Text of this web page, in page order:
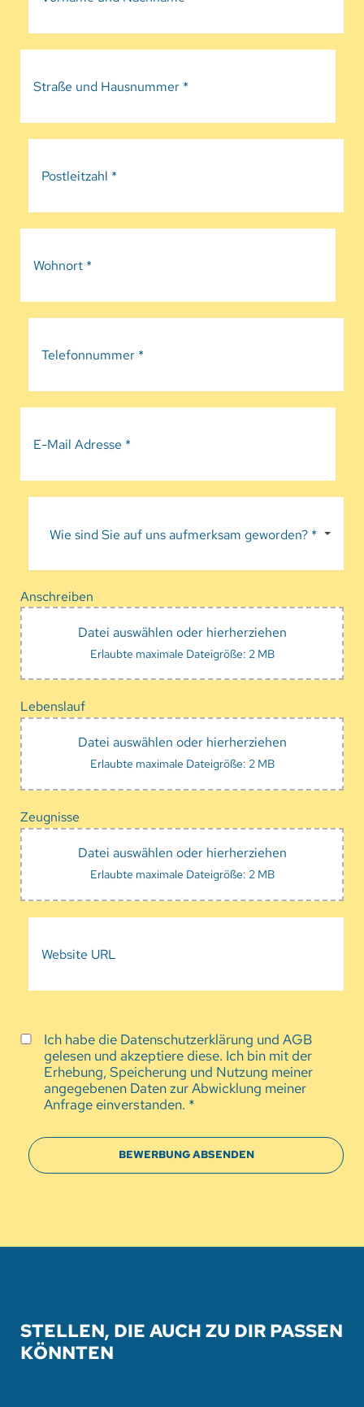
Wie sind Sie auf uns aufmerksam geworden? *
Anschreiben
Datei auswählen oder hierherziehen
Erlaubte maximale Dateigröße: 2 MB
Lebenslauf
Datei auswählen oder hierherziehen
Erlaubte maximale Dateigröße: 2 MB
Zeugnisse
Datei auswählen oder hierherziehen
Erlaubte maximale Dateigröße: 2 MB
Ich habe die Datenschutzerklärung und AGB
gelesen und akzeptiere diese. Ich bin mit der
Erhebung, Speicherung und Nutzung meiner
angegebenen Daten zur Abwicklung meiner
Anfrage einverstanden. *
STELLEN, DIE AUCH ZU DIR PASSEN
KÖNNTEN